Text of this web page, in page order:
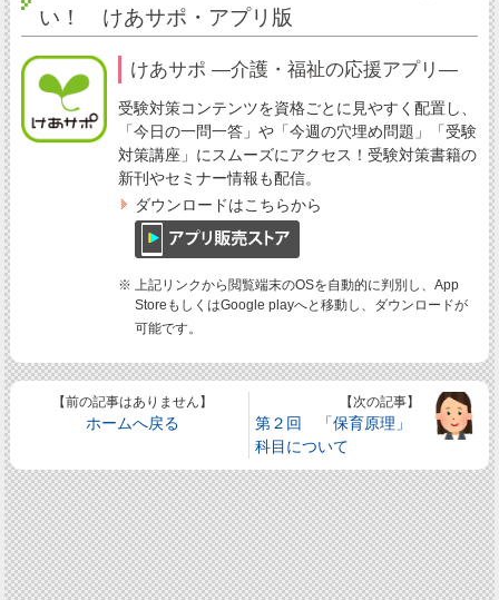
い！ けあサポ・アプリ版
けあサポ ―介護・福祉の応援アプリ―
受験対策コンテンツを資格ごとに見やすく配置し、
「今日の一問一答」や「今週の穴埋め問題」「受験
対策講座」にスムーズにアクセス！受験対策書籍の
新刊やセミナー情報も配信。
ダウンロードはこちらから
※ 上記リンクから閲覧端末のOSを自動的に判別し、App
StoreもしくはGoogle playへと移動し、ダウンロードが
可能です。
【前の記事はありません】
ホームへ戻る
【次の記事】
第２回 「保育原理」
科目について